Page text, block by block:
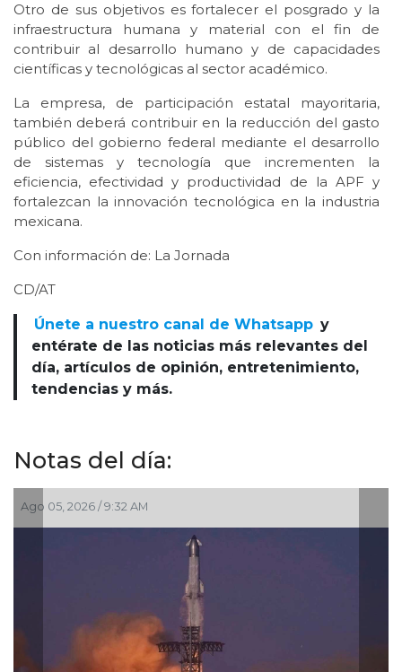
Otro de sus objetivos es fortalecer el posgrado y la
infraestructura humana y material con el fin de
contribuir al desarrollo humano y de capacidades
científicas y tecnológicas al sector académico.
La empresa, de participación estatal mayoritaria,
también deberá contribuir en la reducción del gasto
público del gobierno federal mediante el desarrollo
de sistemas y tecnología que incrementen la
eficiencia, efectividad y productividad de la APF y
fortalezcan la innovación tecnológica en la industria
mexicana.
Con información de: La Jornada
CD/AT
Únete a nuestro canal de Whatsapp y
entérate de las noticias más relevantes del
día, artículos de opinión, entretenimiento,
tendencias y más.
Notas del día:
2026 / 9:32 AM